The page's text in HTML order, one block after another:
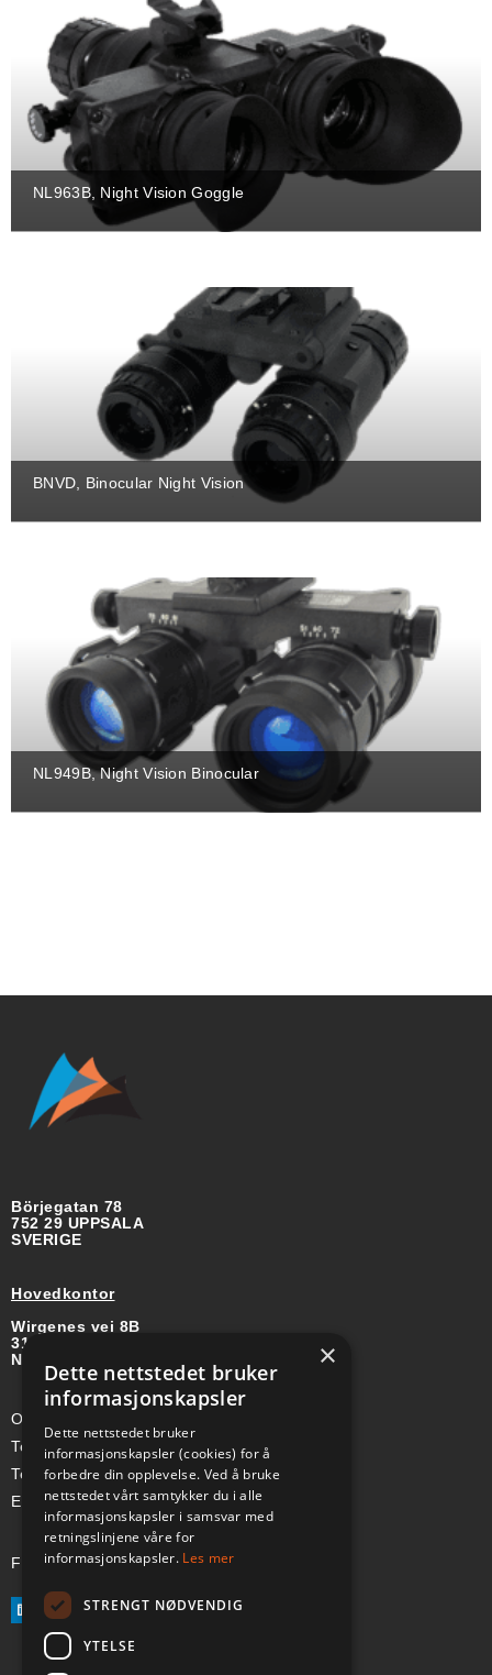
NL963B, Night Vision Goggle
BNVD, Binocular Night Vision
NL949B, Night Vision Binocular
Börjegatan 78
752 29 UPPSALA
SVERIGE
Hovedkontor
Wirgenes vei 8B
3157 BARKÅKER
NORGE
Org-nr: 985 958 203 MVA
Telefon (Nor): +47 334 50 910
Telefon (Swe): +46 70-748 08 19
E-post: sales@a-ss.net
Følg oss på:
×
Dette nettstedet bruker
informasjonskapsler
Dette nettstedet bruker
informasjonskapsler (cookies) for å
forbedre din opplevelse. Ved å bruke
nettstedet vårt samtykker du i alle
informasjonskapsler i samsvar med
retningslinjene våre for
informasjonskapsler. Les mer
STRENGT NØDVENDIG
YTELSE